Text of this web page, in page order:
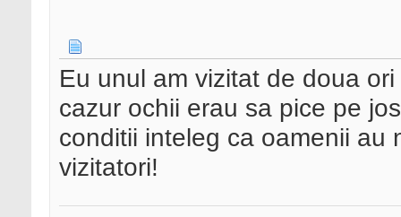
Eu unul am vizitat de doua
cazur ochii erau sa pice pe
conditii inteleg ca oamenii au
vizitatori!